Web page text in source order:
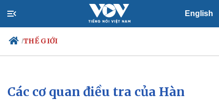
English
/THẾ GIỚI
Chính trị
Xã hội
Các cơ quan điều tra của Hàn